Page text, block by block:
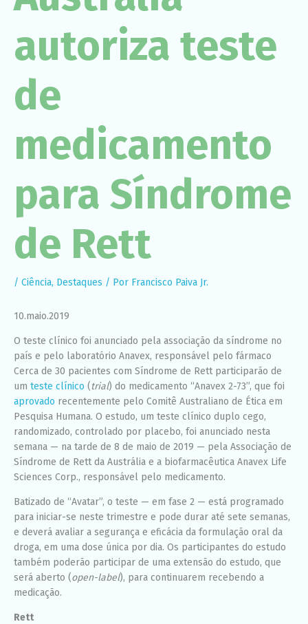
autoriza teste
de
medicamento
para Síndrome
de Rett
/ Ciência, Destaques / Por Francisco Paiva Jr.
10.maio.2019
O teste clínico foi anunciado pela associação da síndrome no
país e pelo laboratório Anavex, responsável pelo fármaco
Cerca de 30 pacientes com Síndrome de Rett participarão de
um teste clínico (trial) do medicamento “Anavex 2-73”, que foi
aprovado recentemente pelo Comitê Australiano de Ética em
Pesquisa Humana. O estudo, um teste clínico duplo cego,
randomizado, controlado por placebo, foi anunciado nesta
semana — na tarde de 8 de maio de 2019 — pela Associação de
Síndrome de Rett da Austrália e a biofarmacêutica Anavex Life
Sciences Corp., responsável pelo medicamento.
Batizado de “Avatar”, o teste — em fase 2 — está programado
para iniciar-se neste trimestre e pode durar até sete semanas,
e deverá avaliar a segurança e eficácia da formulação oral da
droga, em uma dose única por dia. Os participantes do estudo
também poderão participar de uma extensão do estudo, que
será aberto (open-label), para continuarem recebendo a
medicação.
Rett
Necessário
opcionais. São
necessários
para o
Para que
possamos
funcionalidade
e a estrutura
do site, com
Experiência
possível
durante a sua
visita. Se você
recusar esses
cookies,
algumas
funcionalidades
desaparecerão
do site.
Marketing
seus interesses
e
comportamento
ao visitar nosso
site, você
aumenta a
chance de ver